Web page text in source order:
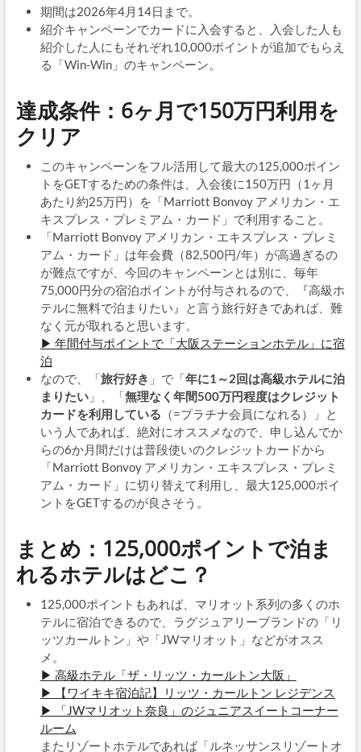
期間は2026年4月14日まで。
紹介キャンペーンでカードに入会すると、入会した人も
紹介した人にもそれぞれ10,000ポイントが追加でもらえ
る「Win-Win」のキャンペーン。
達成条件：6ヶ月で150万円利用を
クリア
このキャンペーンをフル活用して最大の125,000ポイン
トをGETするための条件は、入会後に150万円（1ヶ月
あたり約25万円）を「Marriott Bonvoy アメリカン・エ
キスプレス・プレミアム・カード」で利用すること。
「Marriott Bonvoy アメリカン・エキスプレス・プレミ
アム・カード」は年会費（82,500円/年）が高過ぎるの
が難点ですが、今回のキャンペーンとは別に、毎年
75,000円分の宿泊ポイントが付与されるので、『高級ホ
テルに無料で泊まりたい』と言う旅行好きであれば、難
なく元が取れると思います。
▶ 年間付与ポイントで「大阪ステーションホテル」に宿
泊
なので、「旅行好き 」で「年に1～2回は高級ホテルに泊
まりたい」、「無理なく年間500万円程度はクレジット
カードを利用している （=プラチナ会員になれる）」と
いう人であれば、絶対にオススメなので、申し込んでか
らの6か月間だけは普段使いのクレジットカードから
「Marriott Bonvoy アメリカン・エキスプレス・プレミ
アム・カード」に切り替えて利用し、最大125,000ポイ
ントをGETするのが良さそう。
まとめ：125,000ポイントで泊ま
れるホテルはどこ？
125,000ポイントもあれば、マリオット系列の多くのホ
テルに宿泊できるので、ラグジュアリーブランドの「リ
ッツカールトン」や「JWマリオット」などがオスス
メ。
▶ 高級ホテル「ザ・リッツ・カールトン大阪」
▶ 【ワイキキ宿泊記】リッツ・カールトン レジデンス
▶ 「JWマリオット奈良」のジュニアスイートコーナー
ルーム
またリゾートホテルであれば「ルネッサンスリゾートオ